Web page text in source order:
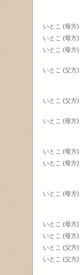
いとこ (母方)
いとこ (母方)
いとこ (母方)
いとこ (父方)
いとこ (父方)
いとこ (母方)
いとこ (母方)
いとこ (母方)
いとこ (母方)
いとこ (母方)
いとこ (母方)
いとこ (父方)
いとこ (父方)